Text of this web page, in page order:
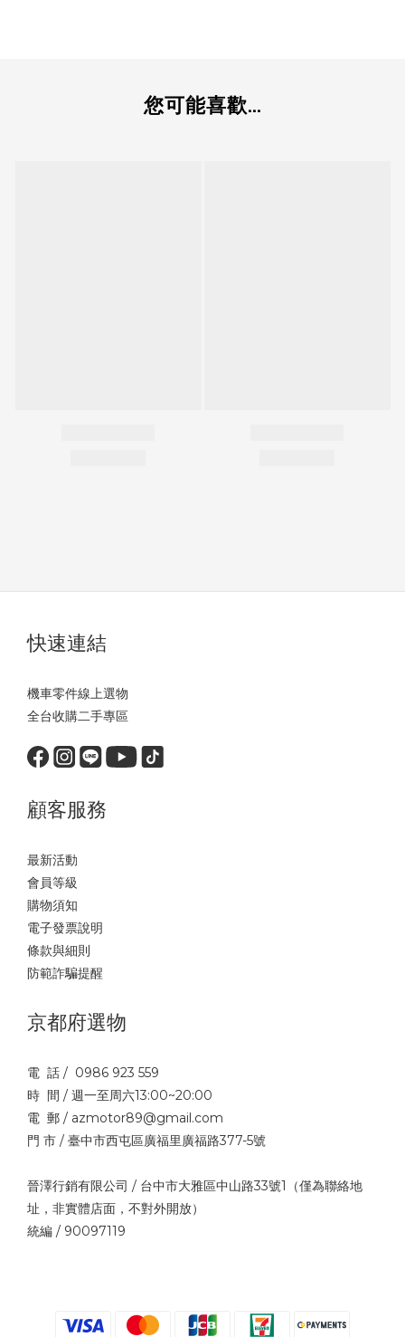
您可能喜歡...
快速連結
機車零件線上選物
全台收購二手專區
顧客服務
最新活動
會員等級
購物須知
電子發票說明
條款與細則
防範詐騙提醒
京都府選物
電 話 / 0986 923 559
時 間 / 週一至周六13:00~20:00
電 郵 / azmotor89@gmail.com
門 市 / 臺中市西屯區廣福里廣福路377-5號
晉澤行銷有限公司 / 台中市大雅區中山路33號1（僅為聯絡地
址，非實體店面，不對外開放）
統編 / 90097119